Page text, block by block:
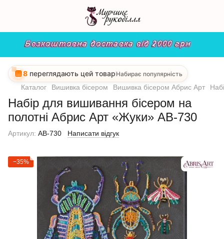
8 переглядають цей товар Набирає популярність
Каталог Вишивка бісером Вишивка бісером Абрис Арт
Набір для вишивання бісером на
полотні Абрис Арт «Жуки» АВ-730
Артикул: AB-730 Написати відгук
−35%